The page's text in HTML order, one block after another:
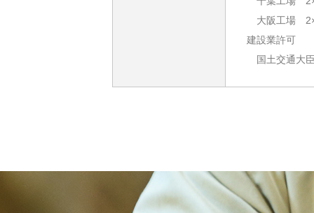
大阪工場
建設業許可
国土交通大